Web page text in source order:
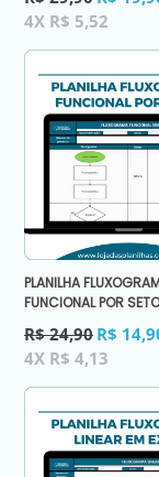
normal
4X R$ 5,52
PLANILHA
FUNCIONAL POR
Preço
normal
R$ 24,90 R$
4X R$ 4,13